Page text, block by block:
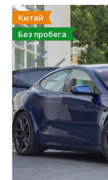
Китай
Без пробега